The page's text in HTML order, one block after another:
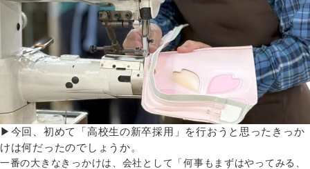
▶今回、初めて「高校生の新卒採用」を行おうと思ったきっか
けは何だったのでしょうか。
一番の大きなきっかけは、会社として「何事もまずはやってみる、